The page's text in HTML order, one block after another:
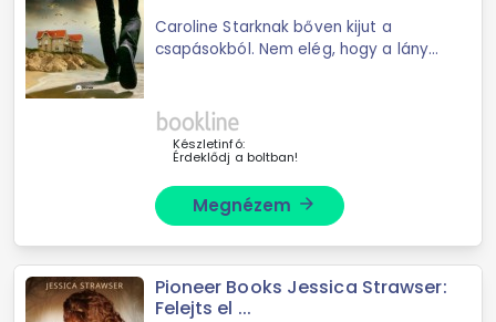
Caroline Starknak bőven kijut a
csapásokból. Nem elég, hogy a lánya
megcsalja, az újrakezdés
Készletinfó:
Érdeklődj a boltban!
Megnézem arrow_forward
Pioneer Books Jessica Strawser:
Felejts el ...